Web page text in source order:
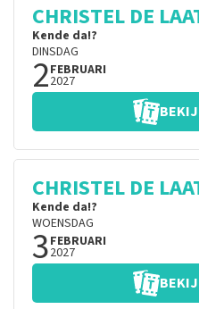
CHRISTEL DE
Kende da!?
DINSDAG
2FEBRUARI
2027
CHRISTEL DE
Kende da!?
WOENSDAG
3FEBRUARI
2027